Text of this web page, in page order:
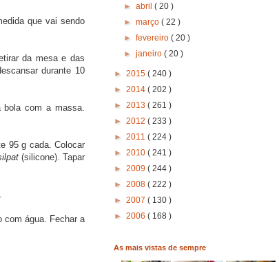
que vai sendo
da mesa e das
durante 10
bola com a massa.
95 g cada. Colocar
(silicone). Tapar
com água. Fechar a
►abril( 20 )
►março( 22 )
►fevereiro( 20 )
►janeiro( 20 )
► 2015 ( 240 )
► 2014 ( 202 )
► 2013 ( 261 )
► 2012 ( 233 )
► 2011 ( 224 )
► 2010 ( 241 )
► 2009 ( 244 )
► 2008 ( 222 )
► 2007 ( 130 )
► 2006 ( 168 )
As mais vistas de sempre